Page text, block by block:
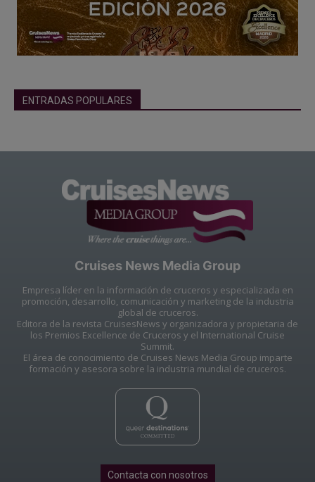
ENTRADAS POPULARES
Cruises News Media Group
Empresa líder en la información de cruceros y especializada en
promoción, desarrollo, comunicación y marketing de la industria
global de cruceros.
Editora de la revista CruisesNews y organizadora y propietaria de
los Premios Excellence de Cruceros y el International Cruise
Summit.
El área de conocimiento de Cruises News Media Group imparte
formación y asesora sobre la industria mundial de cruceros.
Contacta con nosotros